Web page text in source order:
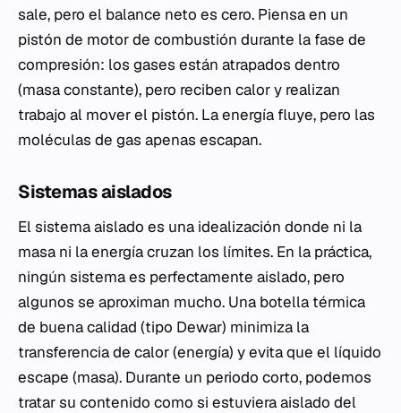
sale, pero el balance neto es cero. Piensa en un
pistón de motor de combustión durante la fase de
compresión: los gases están atrapados dentro
(masa constante), pero reciben calor y realizan
trabajo al mover el pistón. La energía fluye, pero las
moléculas de gas apenas escapan.
Sistemas aislados
El sistema aislado es una idealización donde ni la
masa ni la energía cruzan los límites. En la práctica,
ningún sistema es perfectamente aislado, pero
algunos se aproximan mucho. Una botella térmica
de buena calidad (tipo Dewar) minimiza la
transferencia de calor (energía) y evita que el líquido
escape (masa). Durante un periodo corto, podemos
tratar su contenido como si estuviera aislado del